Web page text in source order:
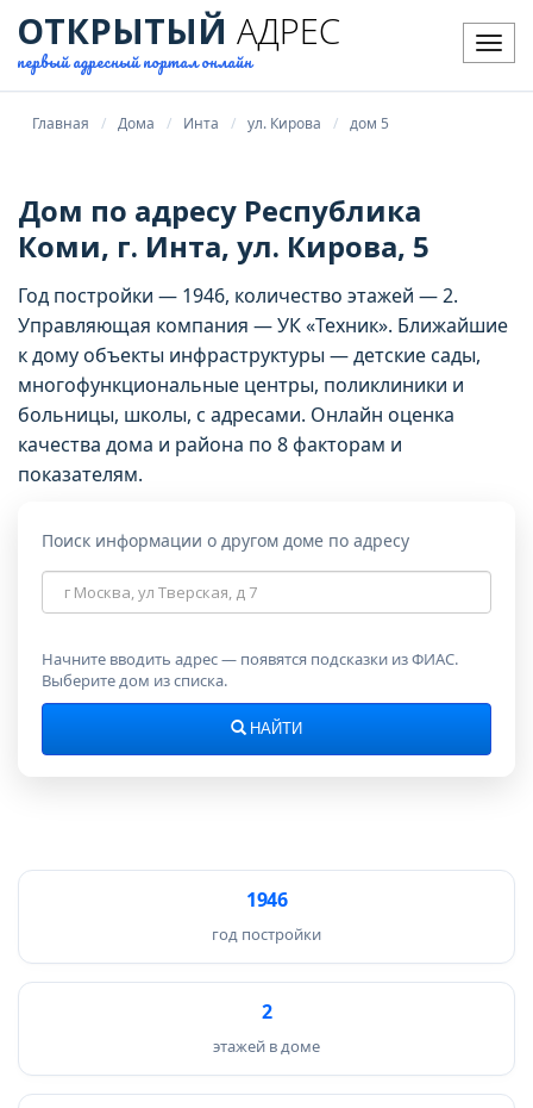
ОТКРЫТЫЙ АДРЕС
первый адресный портал онлайн
Главная Дома Инта ул. Кирова дом 5
Дом по адресу Республика
Коми, г. Инта, ул. Кирова, 5
Год постройки — 1946, количество этажей — 2.
Управляющая компания — УК «Техник». Ближайшие
к дому объекты инфраструктуры — детские сады,
многофункциональные центры, поликлиники и
больницы, школы, с адресами. Онлайн оценка
качества дома и района по 8 факторам и
показателям.
Поиск информации о другом доме по адресу
Адрес
дома
Начните вводить адрес — появятся подсказки из ФИАС.
Выберите дом из списка.
НАЙТИ
1946
год постройки
2
этажей в доме